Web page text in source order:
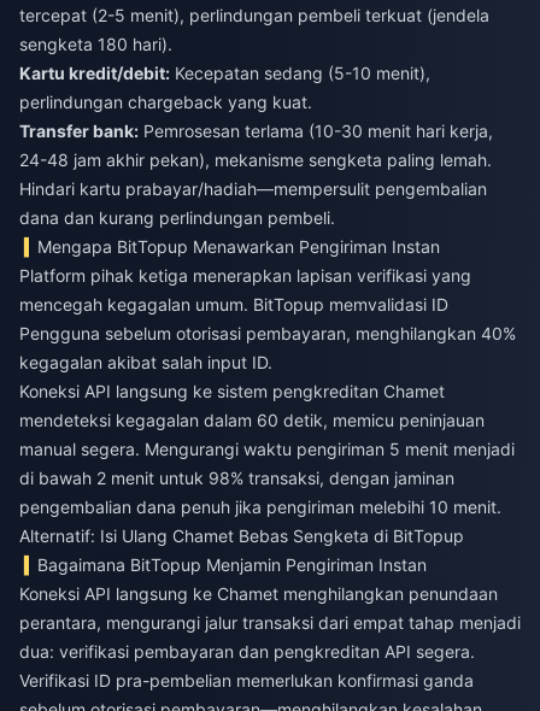
tercepat (2-5 menit), perlindungan pembeli terkuat (jendela
sengketa 180 hari).
Kartu kredit/debit: Kecepatan sedang (5-10 menit),
perlindungan chargeback yang kuat.
Transfer bank: Pemrosesan terlama (10-30 menit hari kerja,
24-48 jam akhir pekan), mekanisme sengketa paling lemah.
Hindari kartu prabayar/hadiah—mempersulit pengembalian
dana dan kurang perlindungan pembeli.
Mengapa BitTopup Menawarkan Pengiriman Instan
Platform pihak ketiga menerapkan lapisan verifikasi yang
mencegah kegagalan umum. BitTopup memvalidasi ID
Pengguna sebelum otorisasi pembayaran, menghilangkan 40%
kegagalan akibat salah input ID.
Koneksi API langsung ke sistem pengkreditan Chamet
mendeteksi kegagalan dalam 60 detik, memicu peninjauan
manual segera. Mengurangi waktu pengiriman 5 menit menjadi
di bawah 2 menit untuk 98% transaksi, dengan jaminan
pengembalian dana penuh jika pengiriman melebihi 10 menit.
Alternatif: Isi Ulang Chamet Bebas Sengketa di BitTopup
Bagaimana BitTopup Menjamin Pengiriman Instan
Koneksi API langsung ke Chamet menghilangkan penundaan
perantara, mengurangi jalur transaksi dari empat tahap menjadi
dua: verifikasi pembayaran dan pengkreditan API segera.
Verifikasi ID pra-pembelian memerlukan konfirmasi ganda